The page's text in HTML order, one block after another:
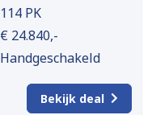
114 PK
€ 24.840,-
Handgeschakeld
Bekijk deal